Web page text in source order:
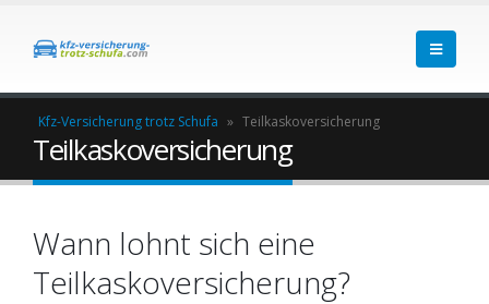
Kfz-Versicherung trotz Schufa » Teilkaskoversicherung
Teilkaskoversicherung
Wann lohnt sich eine
Teilkaskoversicherung?